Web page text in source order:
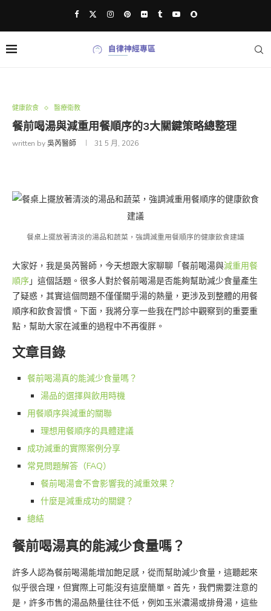
健康飲食 醫療衛教
餐前喝湯與減重用餐順序的3大關鍵策略總整理
written by吳芮醫師 31 5 月, 2026
餐桌上擺放著清淡的湯品和蔬菜，強調減重用餐順序的健康飲食建議
大家好，我是吳芮醫師，今天想跟大家聊聊「餐前喝湯與減重用餐
順序」這個話題。很多人對於餐前喝湯是否能夠幫助減少食量產生
了疑惑，其實這個問題不僅僅關乎湯的熱量，更涉及到整體的用餐
順序和飲食習慣。下面，我將分享一些我在門診中觀察到的重要重
點，幫助大家在減重的過程中不再復胖。
文章目錄
餐前喝湯真的能減少食量嗎？
湯品的選擇與飲用時機
用餐順序與減重的關聯
理想用餐順序的具體建議
成功減重的實際案例分享
常見問題解答（FAQ）
餐前喝湯會不會影響我的減重效果？
什麼是減重成功的關鍵？
總結
餐前喝湯真的能減少食量嗎？
許多人認為餐前喝湯能增加飽足感，從而幫助減少食量，這聽起來
似乎很合理，但實際上可能沒有這麼簡單。首先，我們需要注意的
是，許多市售的湯品熱量往往不低，例如玉米濃湯或排骨湯，這些